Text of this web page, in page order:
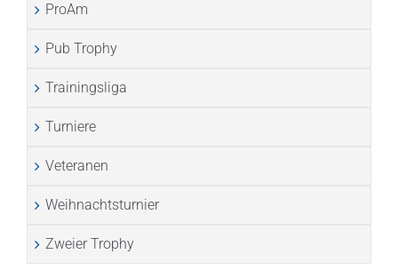
ProAm
Pub Trophy
Trainingsliga
Turniere
Veteranen
Weihnachtsturnier
Zweier Trophy